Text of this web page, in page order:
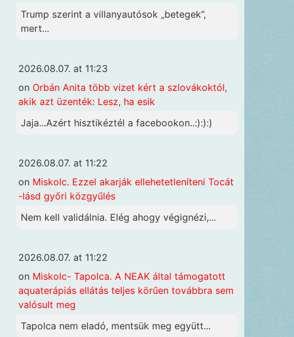
Trump szerint a villanyautósok „betegek”,
mert...
2026.08.07. at 11:23
on Orbán Anita több vizet kért a szlovákoktól,
akik azt üzenték: Lesz, ha esik
Jaja...Azért hisztikéztél a facebookon..:):):)
2026.08.07. at 11:22
on Miskolc. Ezzel akarják ellehetetleníteni Tocát
-lásd győri közgyűlés
Nem kell validálnia. Elég ahogy végignézi,...
2026.08.07. at 11:22
on Miskolc- Tapolca. A NEAK által támogatott
aquaterápiás ellátás teljes körűen továbbra sem
valósult meg
Tapolca nem eladó, mentsük meg együtt...